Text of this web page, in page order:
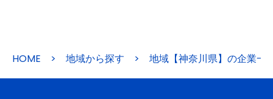
HOME > 地域から探す > 地域【神奈川県】の企業一